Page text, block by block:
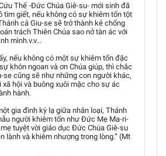
Thế -Đức Chúa Giê-su- mới sinh đã
tìm giết, nếu không có sự khiêm tốn tột
cả Giu-se sẽ trở thành kẻ chống
trách Thiên Chúa sao nở tàn ác với
mình.v.v...
nếu không có một sự khiêm tốn đặc
khôn ngoan và ơn Chúa giúp, thì chắc
se cũng sẽ như những con người khác,
xã hội và buông xuôi mặc cho sự ác
hành.
gia đình kỳ lạ giữa nhân loại, Thánh
người khiêm tốn như Đức Mẹ Ma-ri-
tuyệt vời giáo dục Đức Chúa Giê-su
lành và khiêm nhượng trong lòng.” (Mt